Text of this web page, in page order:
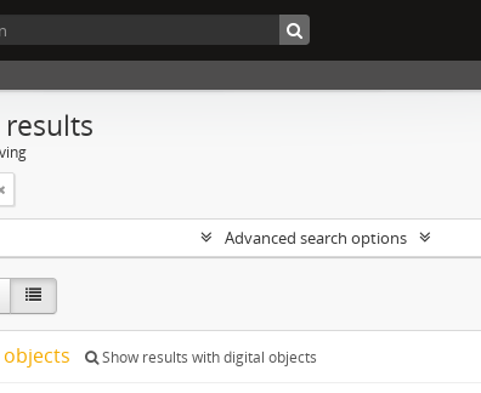
Advanced search options
Show results with digital objects